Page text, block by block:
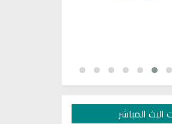
البث المباشر